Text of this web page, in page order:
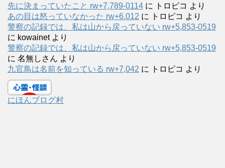
先に決まっていたこと rw+7,789-0114 に トロピコ より
あの目は怒っていなかった rw+6.012 に トロピコ より
警察の記録では、私は山から戻っていない rw+5,853-0519
に kowainetより
警察の記録では、私は山から戻っていない rw+5,853-0519
に 名無しさん より
九官鳥は名前を知っている rw+7,042 に トロピコ より
にほんブログ村